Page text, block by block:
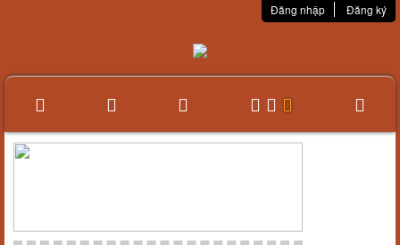
Đăng nhập Đăng ký